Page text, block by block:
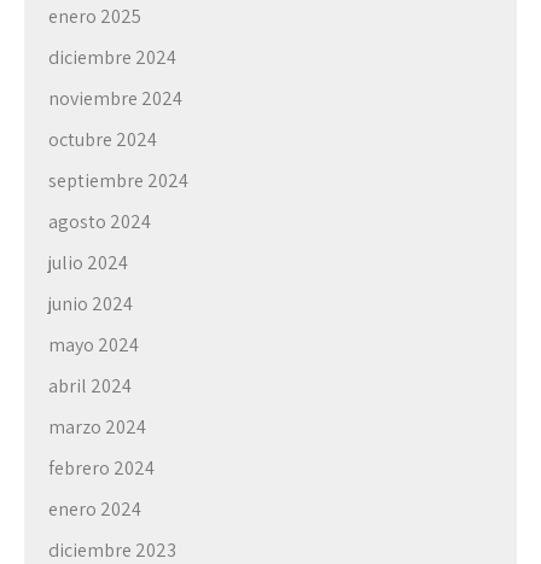
enero 2025
diciembre 2024
noviembre 2024
octubre 2024
septiembre 2024
agosto 2024
julio 2024
junio 2024
mayo 2024
abril 2024
marzo 2024
febrero 2024
enero 2024
diciembre 2023